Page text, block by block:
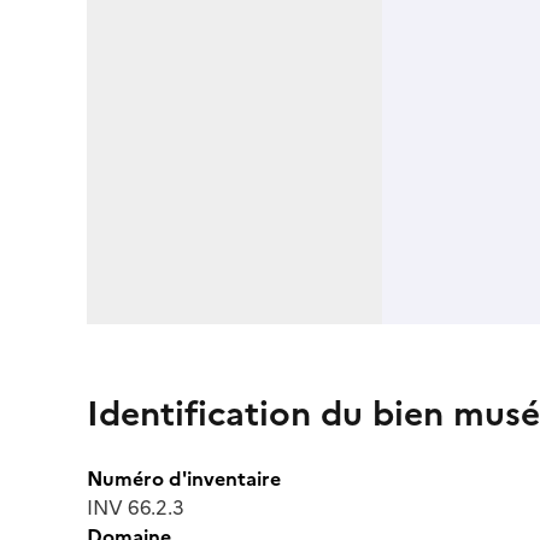
Identification du bien
Numéro d'inventaire
INV 66.2.3